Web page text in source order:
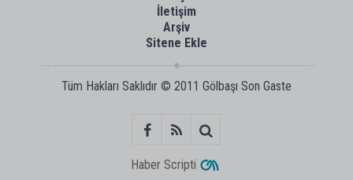
İletişim
Arşiv
Sitene Ekle
Tüm Hakları Saklıdır © 2011 Gölbaşı Son Gaste
Haber Scripti